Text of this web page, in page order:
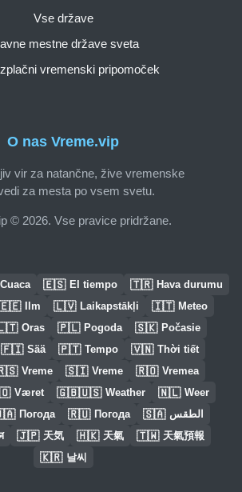
O nas Vreme.vip
vir za natančne, žive vremenske
za mesta po vsem svetu.
© 2026. Vse pravice pridržane.
Vse države
mestne države sveta
vremenski pripomoček
Cuaca 🇪🇸 El tiempo 🇹🇷 Hava durumu
Ilm 🇱🇻 Laikapstākļi 🇮🇹 Meteo
Oras 🇵🇱 Pogoda 🇸🇰 Počasie
🇫🇮 Sää 🇵🇹 Tempo 🇻🇳 Thời tiết
Vreme 🇸🇮 Vreme 🇷🇴 Vremea
Været 🇬🇧🇺🇸 Weather 🇳🇱 Weer
Погода 🇷🇺 Погода 🇸🇦 الطقس
🇯🇵 天気 🇭🇰 天氣 🇹🇼 天氣預報
🇰🇷 날씨